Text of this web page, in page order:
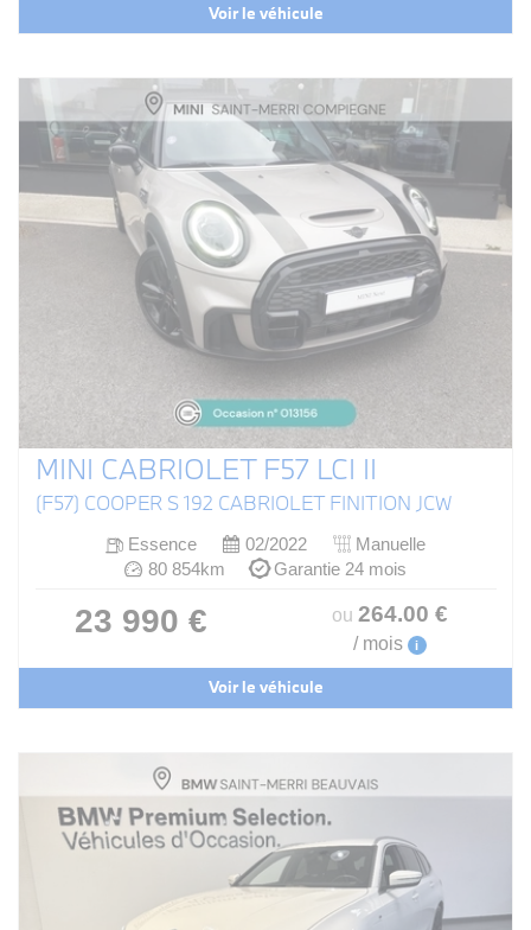
Voir le véhicule
MINI CABRIOLET F57 LCI II
(F57) COOPER S 192 CABRIOLET FINITION JCW
Essence 02/2022
Manuelle
80 854km
Garantie 24 mois
23 990 € ou 264.00 €
/ mois i
Voir le véhicule